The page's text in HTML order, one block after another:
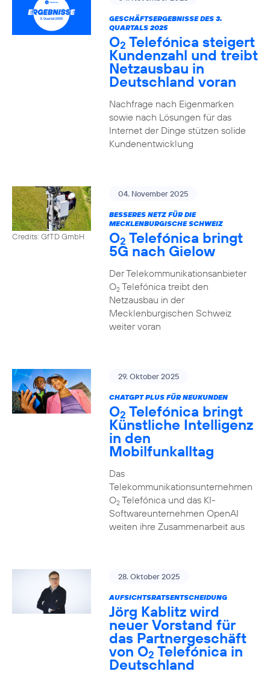
GESCHÄFTSERGEBNISSE DES 3.
QUARTALS 2025
O2 Telefónica steigert
Kundenzahl und treibt
Netzausbau in
Deutschland voran
Nachfrage nach Eigenmarken
sowie nach Lösungen für das
Internet der Dinge stützen solide
Kundenentwicklung
Credits: GfTD GmbH
04. November 2025
BESSERES NETZ FÜR DIE
MECKLENBURGISCHE SCHWEIZ
O2 Telefónica bringt
5G nach Gielow
Der Telekommunikationsanbieter
O2Telefónica treibt den
Netzausbau in der
Mecklenburgischen Schweiz
weiter voran
29. Oktober 2025
CHATGPT PLUS FÜR NEUKUNDEN
O2 Telefónica bringt
Künstliche Intelligenz
in den
Mobilfunkalltag
Das
Telekommunikationsunternehmen
O2Telefónica und das KI-
Softwareunternehmen OpenAI
weiten ihre Zusammenarbeit aus
28. Oktober 2025
AUFSICHTSRATSENTSCHEIDUNG
Jörg Kablitz wird
neuer Vorstand für
das Partnergeschäft
von O2 Telefónica in
Deutschland